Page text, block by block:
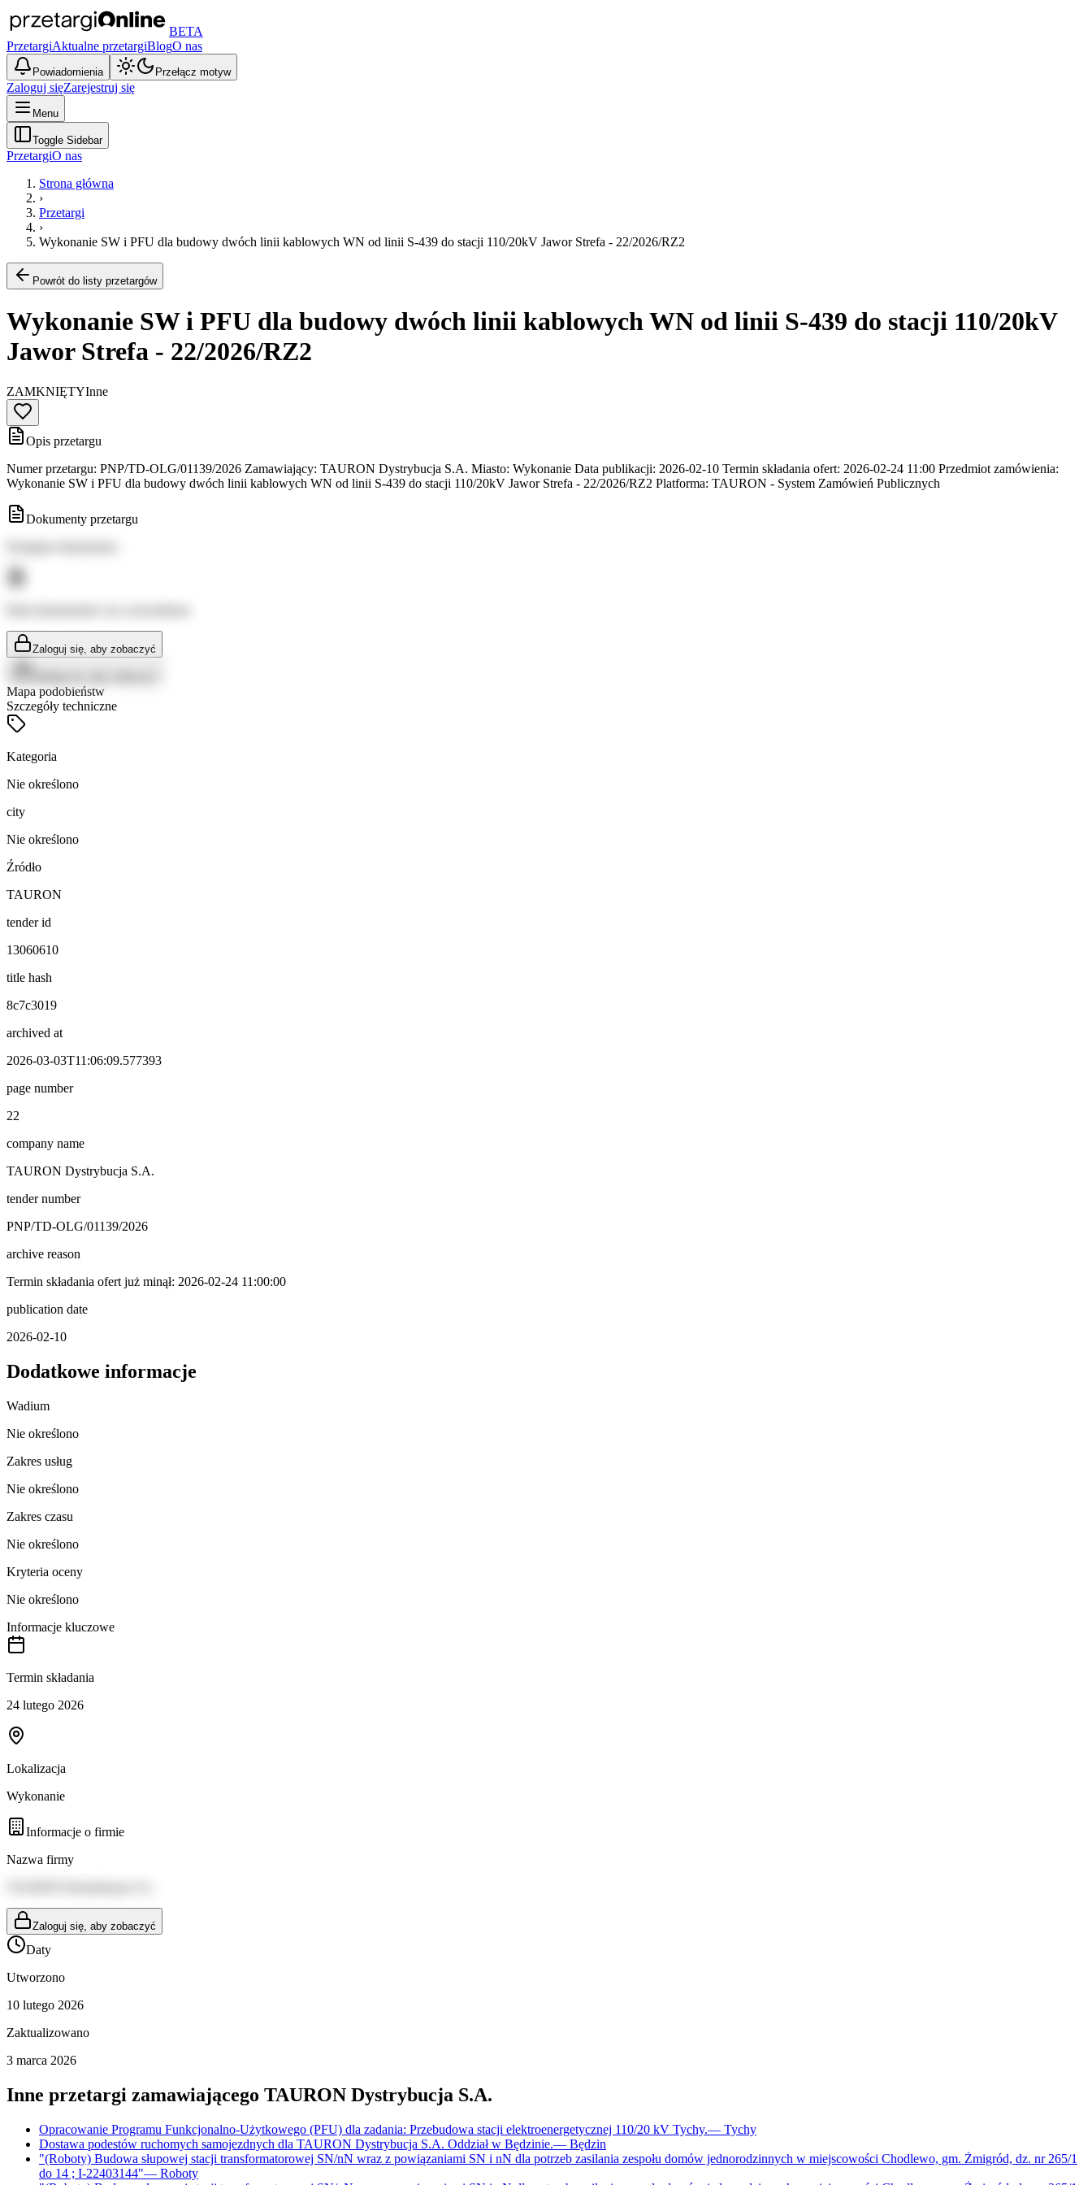
BETA
PrzetargiAktualne przetargiBlogO nas
Powiadomienia Przełącz motyw
Zaloguj sięZarejestruj się
Menu
Toggle Sidebar
PrzetargiO nas
Strona główna
›
Przetargi
›
Wykonanie SW i PFU dla budowy dwóch linii kablowych WN od linii S-439 do stacji 110/20kV Jawor Strefa - 22/2026/RZ2
Powrót do listy przetargów
Wykonanie SW i PFU dla budowy dwóch linii kablowych WN od linii S-439 do stacji 110/20kV
Jawor Strefa - 22/2026/RZ2
ZAMKNIĘTYInne
Opis przetargu
Numer przetargu: PNP/TD-OLG/01139/2026 Zamawiający: TAURON Dystrybucja S.A. Miasto: Wykonanie Data publikacji: 2026-02-10 Termin składania ofert: 2026-02-24 11:00 Przedmiot zamówienia:
Wykonanie SW i PFU dla budowy dwóch linii kablowych WN od linii S-439 do stacji 110/20kV Jawor Strefa - 22/2026/RZ2 Platforma: TAURON - System Zamówień Publicznych
Dokumenty przetargu
Zaloguj się, aby zobaczyć
Mapa podobieństw
Szczegóły techniczne
Kategoria
Nie określono
city
Nie określono
Źródło
TAURON
tender id
13060610
title hash
8c7c3019
archived at
2026-03-03T11:06:09.577393
page number
22
company name
TAURON Dystrybucja S.A.
tender number
PNP/TD-OLG/01139/2026
archive reason
Termin składania ofert już minął: 2026-02-24 11:00:00
publication date
2026-02-10
Dodatkowe informacje
Wadium
Nie określono
Zakres usług
Nie określono
Zakres czasu
Nie określono
Kryteria oceny
Nie określono
Informacje kluczowe
Termin składania
24 lutego 2026
Lokalizacja
Wykonanie
Informacje o firmie
Nazwa firmy
Zaloguj się, aby zobaczyć
Daty
Utworzono
10 lutego 2026
Zaktualizowano
3 marca 2026
Inne przetargi zamawiającego TAURON Dystrybucja S.A.
Opracowanie Programu Funkcjonalno-Użytkowego (PFU) dla zadania: Przebudowa stacji elektroenergetycznej 110/20 kV Tychy.— Tychy
Dostawa podestów ruchomych samojezdnych dla TAURON Dystrybucja S.A. Oddział w Będzinie.— Będzin
"(Roboty) Budowa słupowej stacji transformatorowej SN/nN wraz z powiązaniami SN i nN dla potrzeb zasilania zespołu domów jednorodzinnych w miejscowości Chodlewo, gm. Żmigród, dz. nr 265/1
do 14 ; I-22403144"— Roboty